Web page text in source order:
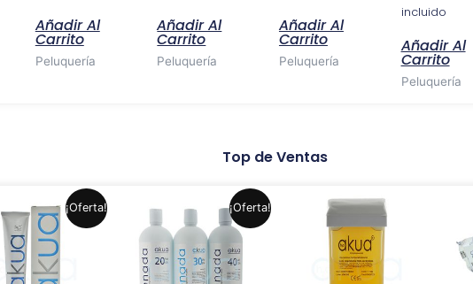
Añadir Al
Carrito
Peluquería
Añadir Al
Carrito
Peluquería
Añadir Al
Carrito
Peluquería
incluido
Añadir Al
Carrito
Peluquería
Top de Ventas
¡Oferta!
precio
original
era:
6,99 €.
precio
actual
es:
6,41 €.
Este
producto
múltiples
¡Oferta!
precio
original
era:
5,99 €.
precio
actual
es:
4,99 €.
Este
producto